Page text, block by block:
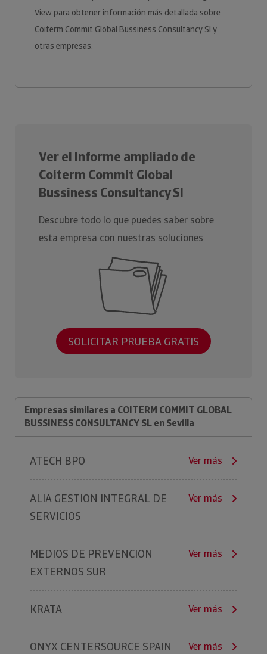
View para obtener información más detallada sobre
Coiterm Commit Global Bussiness Consultancy Sl y
otras empresas.
Ver el Informe ampliado de
Coiterm Commit Global
Bussiness Consultancy Sl
Descubre todo lo que puedes saber sobre
esta empresa con nuestras soluciones
SOLICITAR PRUEBA GRATIS
Empresas similares a COITERM COMMIT GLOBAL
BUSSINESS CONSULTANCY SL en Sevilla
ATECH BPO Ver más
ALIA GESTION INTEGRAL DE
SERVICIOS
Ver más
MEDIOS DE PREVENCION
EXTERNOS SUR
Ver más
KRATA Ver más
ONYX CENTERSOURCE SPAIN Ver más